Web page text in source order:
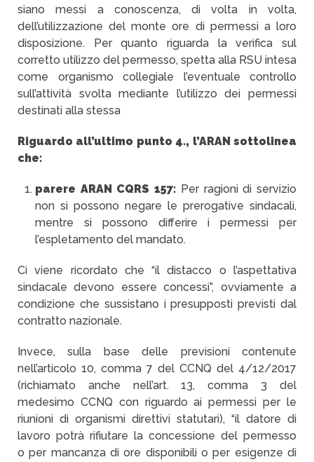
siano messi a conoscenza, di volta in volta,
dell’utilizzazione del monte ore di permessi a loro
disposizione. Per quanto riguarda la verifica sul
corretto utilizzo del permesso, spetta alla RSU intesa
come organismo collegiale l’eventuale controllo
sull’attività svolta mediante l’utilizzo dei permessi
destinati alla stessa
Riguardo all’ultimo punto 4., l’ARAN sottolinea
che:
parere ARAN CQRS 157: Per ragioni di servizio
non si possono negare le prerogative sindacali,
mentre si possono differire i permessi per
l’espletamento del mandato.
Ci viene ricordato che “il distacco o l’aspettativa
sindacale devono essere concessi”, ovviamente a
condizione che sussistano i presupposti previsti dal
contratto nazionale.
Invece, sulla base delle previsioni contenute
nell’articolo 10, comma 7 del CCNQ del 4/12/2017
(richiamato anche nell’art. 13, comma 3 del
medesimo CCNQ con riguardo ai permessi per le
riunioni di organismi direttivi statutari), “il datore di
lavoro potrà rifiutare la concessione del permesso
o per mancanza di ore disponibili o per esigenze di